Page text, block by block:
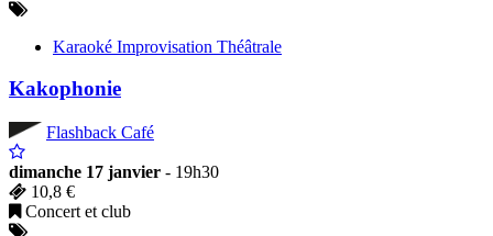
Karaoké Improvisation Théâtrale
Kakophonie
Flashback Café
dimanche 17 janvier - 19h30
10,8 €
Concert et club